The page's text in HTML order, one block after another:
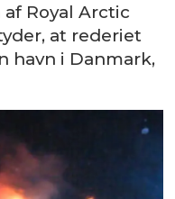
Royal Arctic
at rederiet
havn i Danmark,